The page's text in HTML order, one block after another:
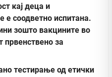
кај деца и
е соодветно испитана.
зошто вакцините во
првенствено за
тестирање од етички